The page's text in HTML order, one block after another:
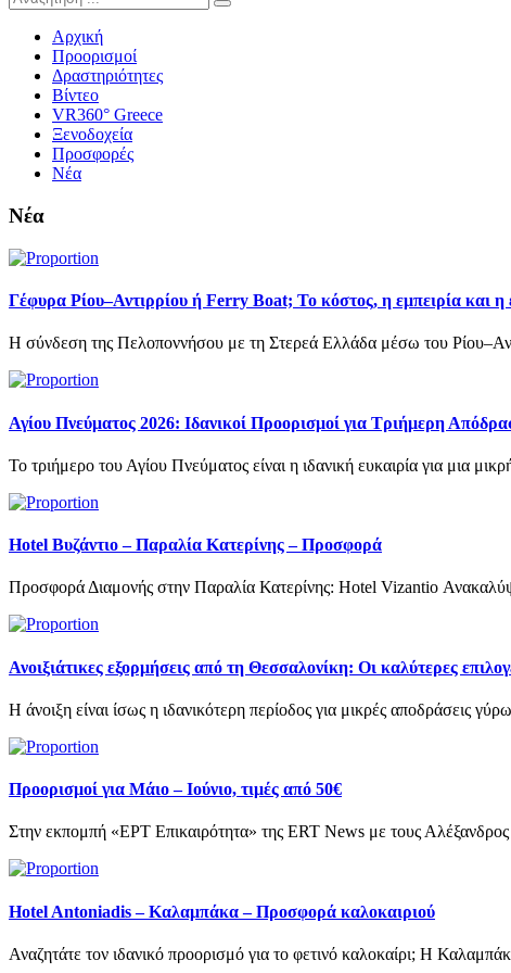
Αρχική
Προορισμοί
Δραστηριότητες
Βίντεο
VR360° Greece
Ξενοδοχεία
Προσφορές
Νέα
Νέα
Γέφυρα Ρίου–Αντιρρίου ή Ferry Boat; Το κόστος, η εμπειρία και η
Η σύνδεση της Πελοποννήσου με τη Στερεά Ελλάδα μέσω του
Αγίου Πνεύματος 2026: Ιδανικοί Προορισμοί για Τριήμερη
Το τριήμερο του Αγίου Πνεύματος είναι η ιδανική ευκαιρία για μια
Hotel Βυζάντιο – Παραλία Κατερίνης – Προσφορά
Προσφορά Διαμονής στην Παραλία Κατερίνης: Hotel Vizantio
Ανοιξιάτικες εξορμήσεις από τη Θεσσαλονίκη: Οι καλύτερες
Η άνοιξη είναι ίσως η ιδανικότερη περίοδος για μικρές αποδράσεις
Προορισμοί για Μάιο – Ιούνιο, τιμές από 50€
Στην εκπομπή «ΕΡΤ Επικαιρότητα» της ERT News με τους
Hotel Antoniadis – Καλαμπάκα – Προσφορά καλοκαιριού
Αναζητάτε τον ιδανικό προορισμό για το φετινό καλοκαίρι; Η